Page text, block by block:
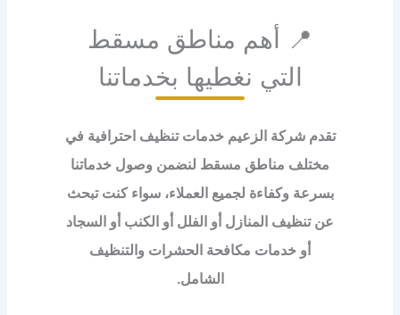
📍 أهم مناطق مسقط
التي نغطيها بخدماتنا
تقدم شركة الزعيم خدمات تنظيف احترافية في
مختلف مناطق مسقط لنضمن وصول خدماتنا
بسرعة وكفاءة لجميع العملاء، سواء كنت تبحث
عن تنظيف المنازل أو الفلل أو الكنب أو السجاد
أو خدمات مكافحة الحشرات والتنظيف
الشامل.